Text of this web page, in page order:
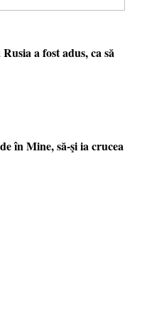
a fost adus, ca să
în Mine, să-şi ia crucea